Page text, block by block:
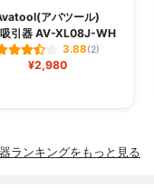
アバツール)
引器 AV-XL08J-WH
3.88(2)
¥2,980
ランキングをもっと見る